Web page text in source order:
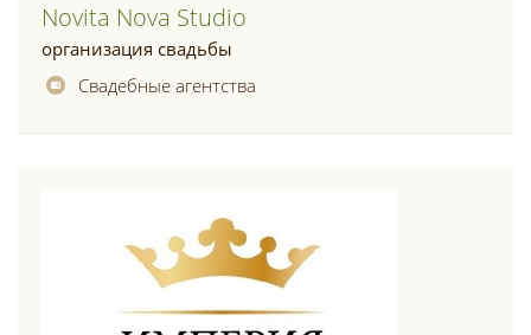
Novita Nova Studio
организация свадьбы
Свадебные агентства